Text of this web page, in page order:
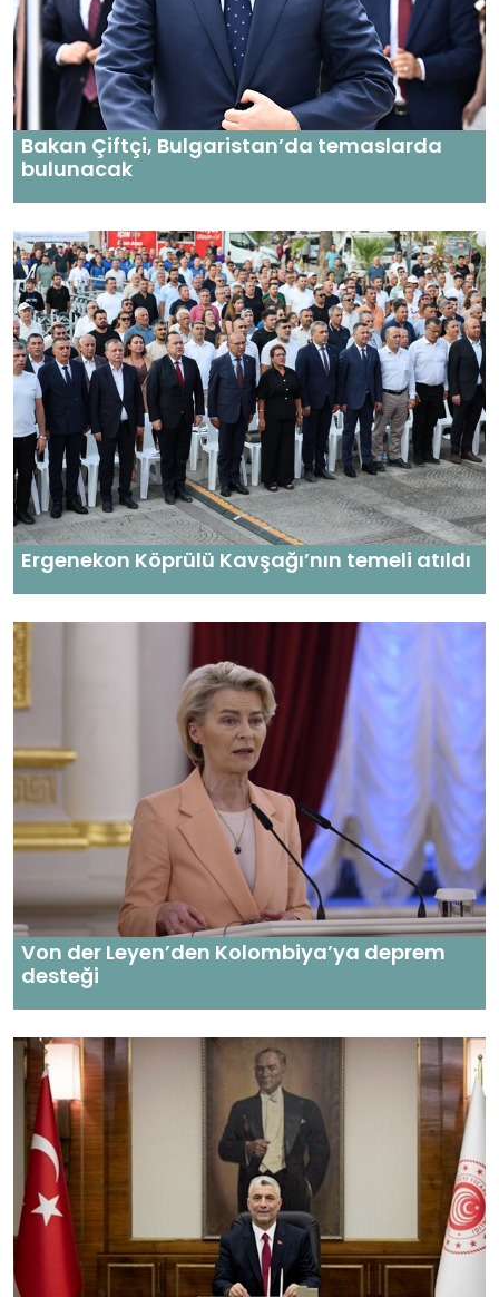
Bakan Çiftçi, Bulgaristan’da temaslarda
bulunacak
Ergenekon Köprülü Kavşağı’nın temeli atıldı
Von der Leyen’den Kolombiya’ya deprem
desteği